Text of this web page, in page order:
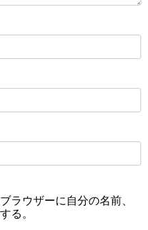
ラウザーに自分の名前、
る。